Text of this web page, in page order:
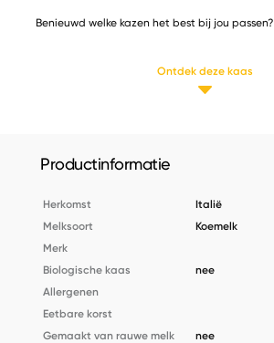
Benieuwd welke kazen het best bij jou passen?
Ontdek deze kaas
Productinformatie
Herkomst
Italië
Melksoort
Koemelk
Merk
Biologische kaas
nee
Allergenen
Eetbare korst
Gemaakt van rauwe melk
nee